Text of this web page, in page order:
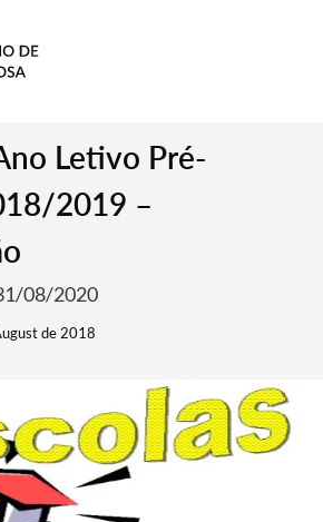
Letivo Pré-
2019 –
08/2020
de 2018